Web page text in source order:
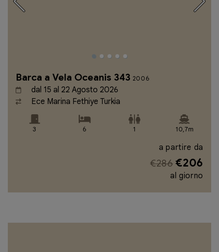
Barca a Vela Oceanis 343 2006
dal 15 al 22 Agosto 2026
Ece Marina Fethiye Turkia
3 6 1 10,7m
a partire da
€286 €206
al giorno